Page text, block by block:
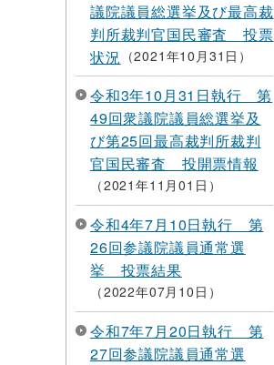
議院議員総選挙及び最高裁
判所裁判官国民審査 投票
状況
2021年10月31日
令和3年10月31日執行 第
49回衆議院議員総選挙及
び第25回最高裁判所裁判
官国民審査 投開票情報
2021年11月01日
令和4年7月10日執行 第
26回参議院議員通常選
挙 投票結果
2022年07月10日
令和7年7月20日執行 第
27回参議院議員通常選